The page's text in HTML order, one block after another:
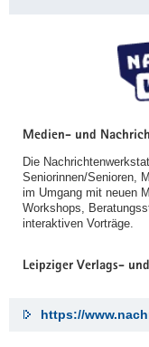
Medien- und
Die
Seniorinnen/Senioren,
im Umgang mit neuen
Workshops,
interaktiven Vorträge.
Leipziger Verlags-
https://